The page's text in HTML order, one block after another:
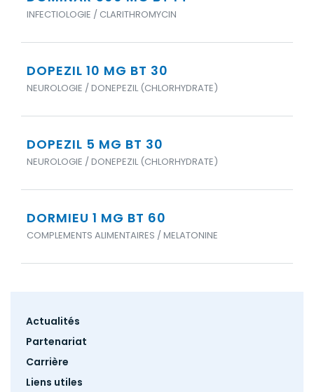
INFECTIOLOGIE / CLARITHROMYCIN
DOPEZIL 10 MG BT 30
NEUROLOGIE / DONEPEZIL (CHLORHYDRATE)
DOPEZIL 5 MG BT 30
NEUROLOGIE / DONEPEZIL (CHLORHYDRATE)
DORMIEU 1 MG BT 60
COMPLEMENTS ALIMENTAIRES / MELATONINE
Footer
Actualités
Partenariat
Carrière
Liens utiles